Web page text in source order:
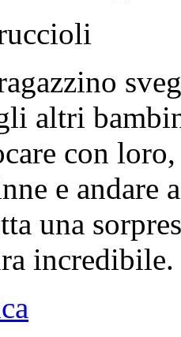
altri
con
e andare
una
incredibile.